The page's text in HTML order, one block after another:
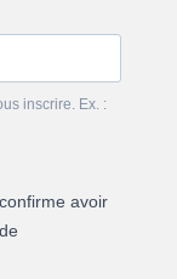
inscrire. Ex. :
avoir